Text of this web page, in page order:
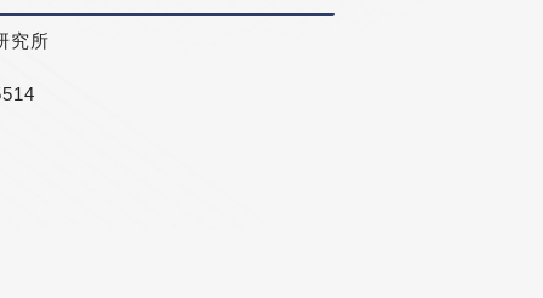
究所